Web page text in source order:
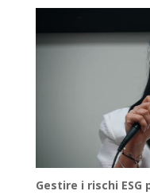
Gestire i rischi